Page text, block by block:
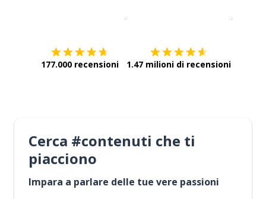
177.000 recensioni 1.47 milioni di recensioni
Cerca #contenuti che ti
piacciono
Impara a parlare delle tue vere passioni